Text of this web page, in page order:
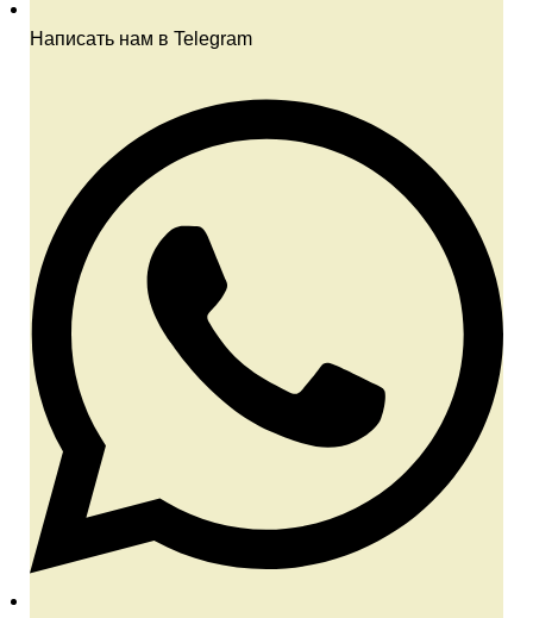
Написать нам в Telegram